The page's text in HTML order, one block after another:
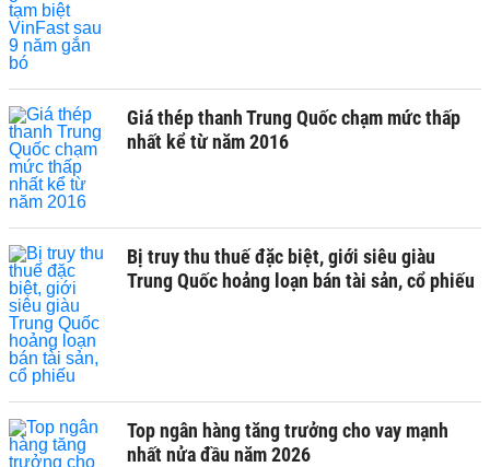
Giá thép thanh Trung Quốc chạm mức thấp
nhất kể từ năm 2016
Bị truy thu thuế đặc biệt, giới siêu giàu
Trung Quốc hoảng loạn bán tài sản, cổ phiếu
Top ngân hàng tăng trưởng cho vay mạnh
nhất nửa đầu năm 2026